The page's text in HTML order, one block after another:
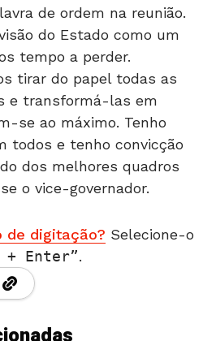
do Estado como um
tempo a perder.
tirar do papel todas as
e transformá-las em
se ao máximo. Tenho
todos e tenho convicção
dos melhores quadros
o vice-governador.
Enter .